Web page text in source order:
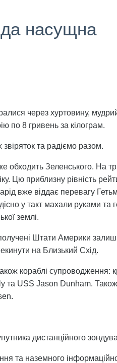
насущна
через хуртовину, мудрий
по 8 гривень за кілограм.
та радіємо разом.
обходить Зеленського. На
Цю приблизну рівність
вже віддає перевагу
у такт махали руками та
землі.
Штати Америки
на Близький Схід.
кораблі супроводження:
та USS Jason Dunham. Також
дистанційного
та наземного